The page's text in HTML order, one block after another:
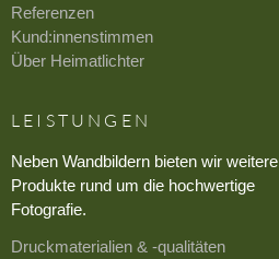
Referenzen
Kund:innenstimmen
Über Heimatlichter
LEISTUNGEN
Neben Wandbildern bieten wir weitere
Produkte rund um die hochwertige
Fotografie.
Druckmaterialien & -qualitäten